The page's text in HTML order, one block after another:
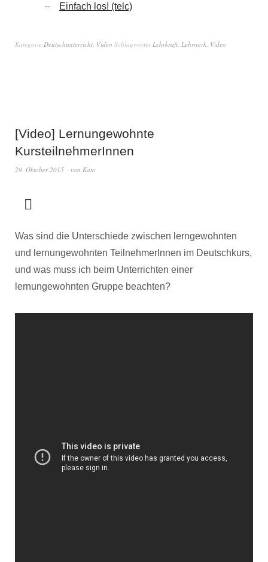
Einfach los! (telc)
Kategorie Deutschunterricht, Video SchlagwörterLehrkraft, Lehrwerk, Video
[Video] Lernungewohnte
KursteilnehmerInnen
29. Oktober 2015 von Kato
Was sind die Unterschiede zwischen lerngewohnten
und lernungewohnten TeilnehmerInnen im Deutschkurs,
und was muss ich beim Unterrichten einer
lernungewohnten Gruppe beachten?